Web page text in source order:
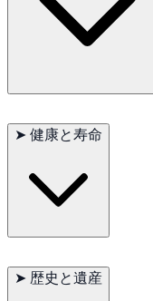
のブラッシングで被毛
また、耳の健康を保つ
必要です。
➤ 健康と寿命
小さな問題: 歯の問題
➤ 歴史と遺産